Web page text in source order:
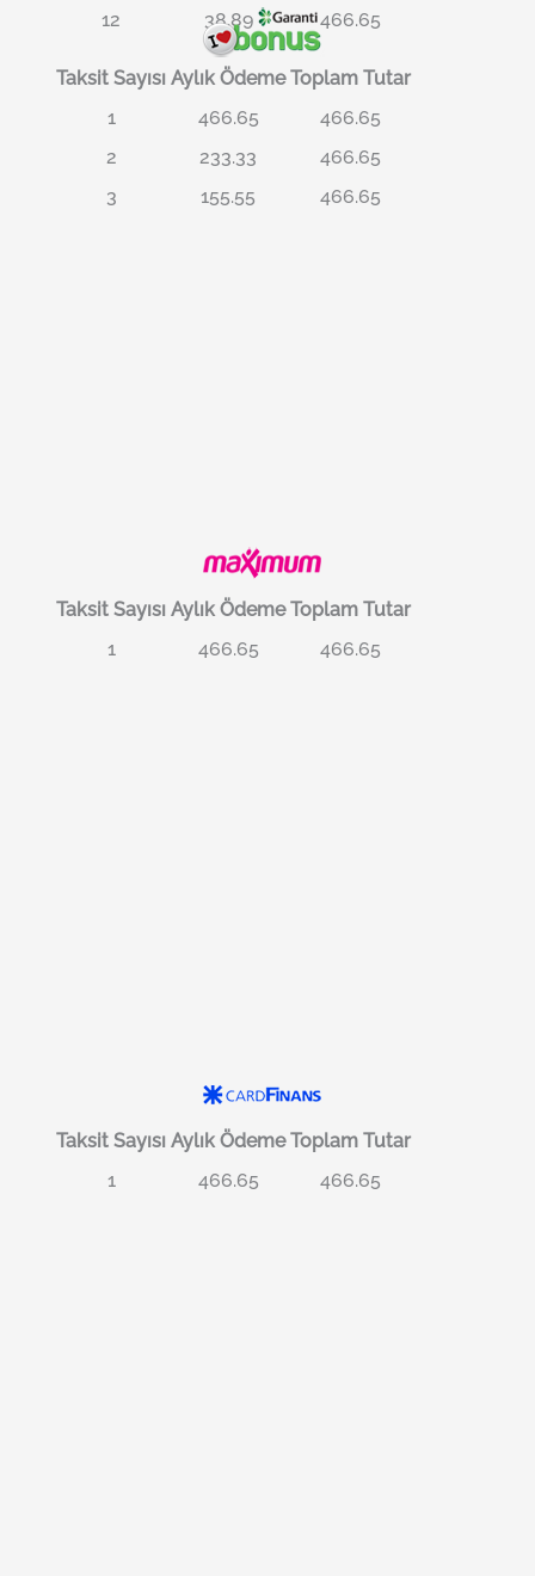
12
38.89 466.65
Taksit Sayısı Aylık Ödeme Toplam Tutar
1
466.65
466.65
2
233.33
466.65
3
155.55 466.65
Taksit Sayısı Aylık Ödeme Toplam Tutar
1
466.65 466.65
Taksit Sayısı Aylık Ödeme Toplam Tutar
1
466.65 466.65